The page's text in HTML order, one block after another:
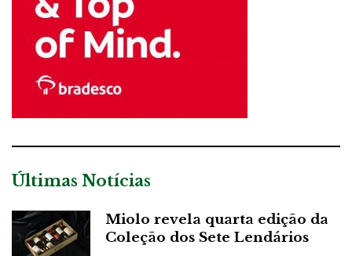
Últimas Notícias
Miolo revela quarta edição da
Coleção dos Sete Lendários